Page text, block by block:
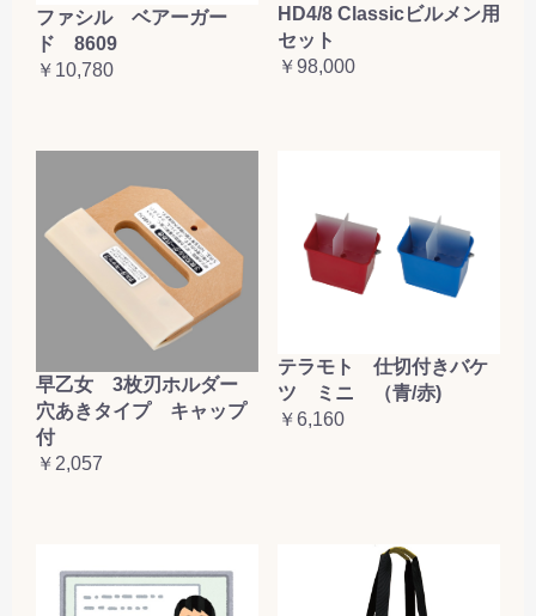
ファシル ベアーガー
ド 8609
￥10,780
HD4/8 Classicビルメン用
セット
￥98,000
早乙女 3枚刃ホルダー
穴あきタイプ キャップ
付
￥2,057
テラモト 仕切付きバケ
ツ ミニ （青/赤)
￥6,160